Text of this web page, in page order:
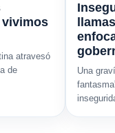
atravesó
de
Una